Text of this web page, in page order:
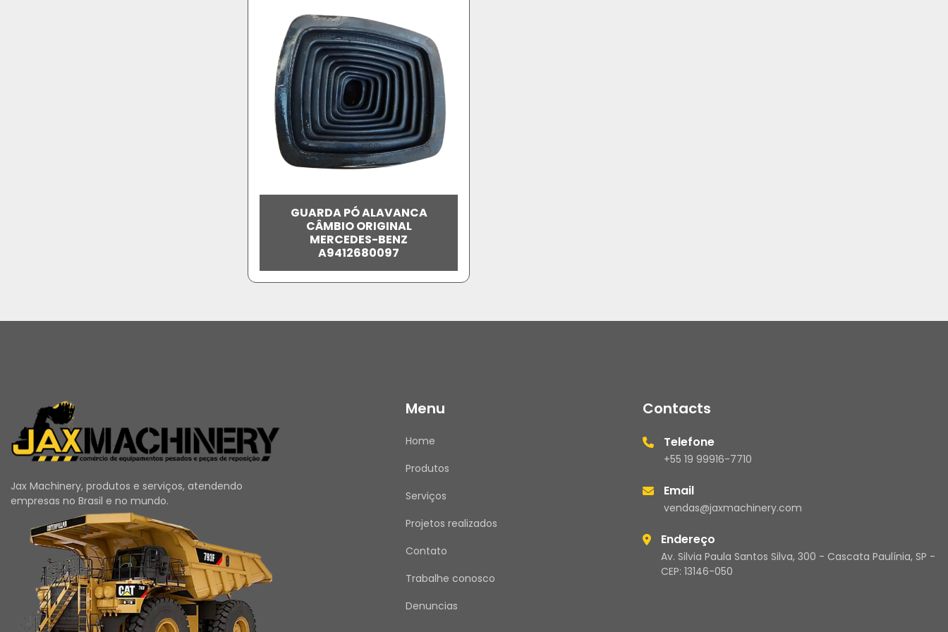
GUARDA PÓ ALAVANCA
CÂMBIO ORIGINAL
MERCEDES-BENZ
A9412680097
Jax Machinery, produtos e serviços, atendendo
empresas no Brasil e no mundo.
Menu
Home
Produtos
Serviços
Projetos realizados
Contato
Trabalhe conosco
Denuncias
Contacts
Telefone
+55 19 99916-7710
Email
vendas@jaxmachinery.com
Endereço
Av. Silvia Paula Santos Silva, 300 - Cascata Paulínia, SP -
CEP: 13146-050